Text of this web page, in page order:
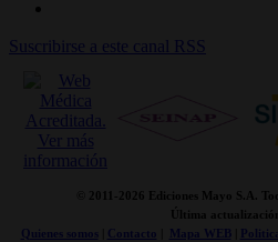
Suscribirse a este canal RSS
© 2011- 2026 Ediciones Mayo S.A.
Última
Quienes somos| Contacto Mapa WEB|